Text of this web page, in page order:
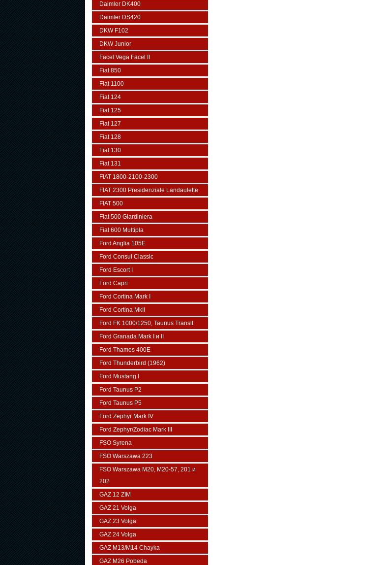
Daimler DK400
Daimler DS420
DKW F102
DKW Junior
Facel Vega Facel II
Fiat 850
Fiat 1100
Fiat 124
Fiat 125
Fiat 127
Fiat 128
Fiat 130
Fiat 131
FIAT 1800-2100-2300
FIAT 2300 Presidenziale Landaulette
FIAT 500
Fiat 500 Giardiniera
Fiat 600 Multipla
Ford Anglia 105E
Ford Consul Classic
Ford Escort I
Ford Capri
Ford Cortina Mark I
Ford Cortina MkII
Ford FK 1000/1250, Taunus Transit
Ford Granada Mark I и II
Ford Thames 400E
Ford Thunderbird (1962)
Ford Mustang I
Ford Taunus P2
Ford Taunus P5
Ford Zephyr Mark IV
Ford Zephyr/Zodiac Mark III
FSO Syrena
FSO Warszawa 223
FSO Warszawa М20, M20-57, 201 и
202
GAZ 12 ZIM
GAZ 21 Volga
GAZ 23 Volga
GAZ 24 Volga
GAZ M13/M14 Chayka
GAZ M26 Pobeda